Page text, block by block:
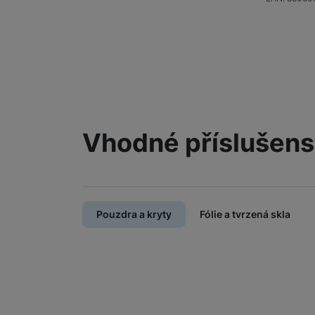
Vhodné
Pouzdra a kryty Fólie a tvrzená skla